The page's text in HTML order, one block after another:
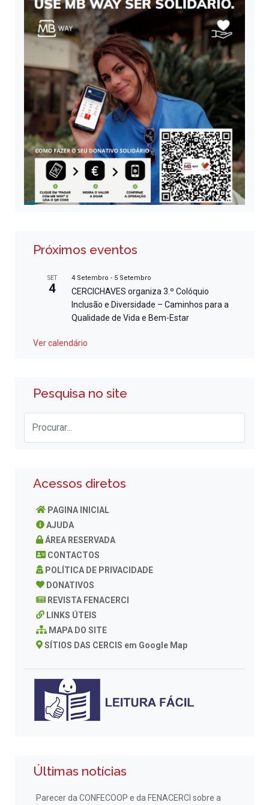
Próximos eventos
SET
4
4 Setembro - 5 Setembro
CERCICHAVES organiza 3.º Colóquio
Inclusão e Diversidade – Caminhos para a
Qualidade de Vida e Bem-Estar
Ver calendário
Pesquisa no site
Acessos diretos
PAGINA INICIAL
AJUDA
ÁREA RESERVADA
CONTACTOS
POLÍTICA DE PRIVACIDADE
DONATIVOS
REVISTA FENACERCI
LINKS ÚTEIS
MAPA DO SITE
SÍTIOS DAS CERCIS em Google Map
Últimas notícias
Parecer da CONFECOOP e da FENACERCI sobre a